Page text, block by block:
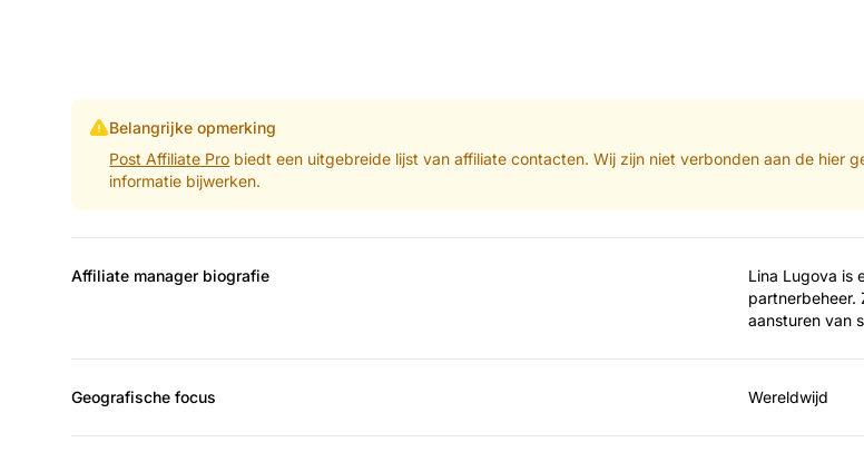
Belangrijke opmerking
Post Affiliate Pro biedt een uitgebreide lijst van affiliate contacten. Wij zijn niet verbonden aan de hier
informatie bijwerken.
Affiliate manager biografie
Lina Lugova is
partnerbeheer.
aansturen van
Geografische focus Wereldwijd